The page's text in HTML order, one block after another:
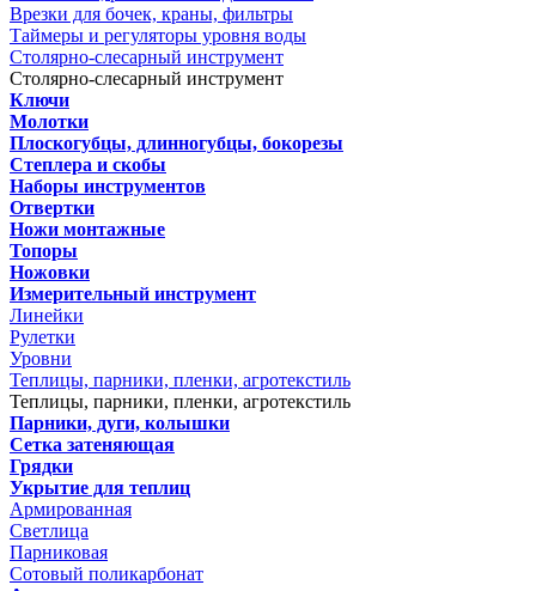
Врезки для бочек, краны, фильтры
Таймеры и регуляторы уровня воды
Столярно-слесарный инструмент
Столярно-слесарный инструмент
Ключи
Молотки
Плоскогубцы, длинногубцы, бокорезы
Степлера и скобы
Наборы инструментов
Отвертки
Ножи монтажные
Топоры
Ножовки
Измерительный инструмент
Линейки
Рулетки
Уровни
Теплицы, парники, пленки, агротекстиль
Теплицы, парники, пленки, агротекстиль
Парники, дуги, колышки
Сетка затеняющая
Грядки
Укрытие для теплиц
Армированная
Светлица
Парниковая
Сотовый поликарбонат